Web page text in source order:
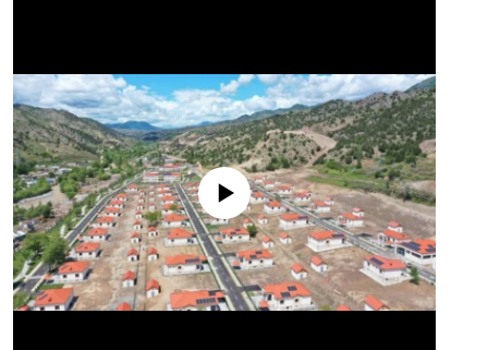
No media source currently available